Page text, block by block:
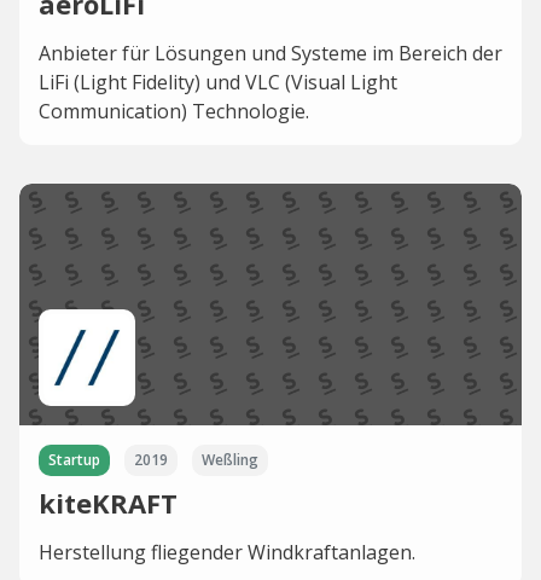
Anbieter für Lösungen und Systeme im Bereich der
LiFi (Light Fidelity) und VLC (Visual Light
Communication) Technologie.
Startup 2019 Weßling
kiteKRAFT
Herstellung fliegender Windkraftanlagen.